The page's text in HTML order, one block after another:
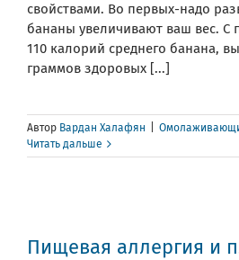
свойствами. Во первых-надо
бананы увеличивают ваш вес.
110 калорий среднего банана,
граммов здоровых [...]
Автор Вардан Халафян
Читать дальше
Пищевая аллергия и